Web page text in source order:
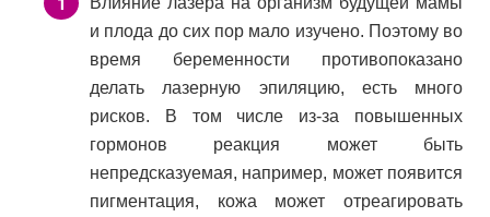
и плода до сих пор мало изучено. Поэтому во
время беременности противопоказано
делать лазерную эпиляцию, есть много
рисков. В том числе из-за повышенных
гормонов реакция может быть
непредсказуемая, например, может появится
пигментация, кожа может отреагировать